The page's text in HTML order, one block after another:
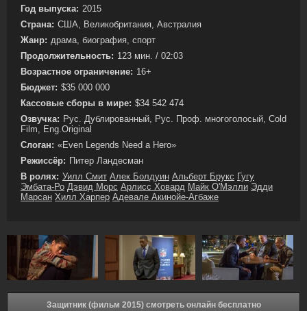
Год выпуска: 2015
Страна: США, Великобритания, Австралия
Жанр: драма, биография, спорт
Продолжительность: 123 мин. / 02:03
Возрастное ограничение: 16+
Бюджет: $35 000 000
Кассовые сборы в мире: $34 542 474
Озвучка: Рус. Дублированный, Рус. Проф. многоголосый, Cold
Film, Eng.Original
Слоган: «Even Legends Need a Hero»
Режиссёр: Питер Ландесман
В ролях: Уилл Смит Алек Болдуин Альберт Брукс Гугу
Эмбата-Ро Дэвид Морс Арлисс Ховард Майк О'Мэлли Эдди
Марсан Хилл Харпер Адевале Акинойе-Агбаже
Защитник (фильм 2015) смотреть онлайн бесплатно